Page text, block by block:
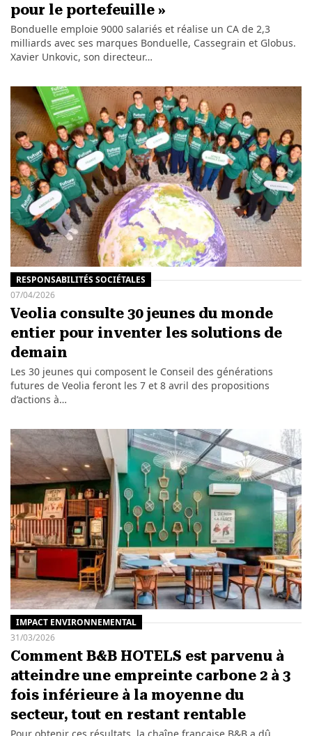
pour le portefeuille »
Bonduelle emploie 9000 salariés et réalise un CA de 2,3
milliards avec ses marques Bonduelle, Cassegrain et Globus.
Xavier Unkovic, son directeur…
RESPONSABILITÉS SOCIÉTALES
07/04/2026
Veolia consulte 30 jeunes du monde
entier pour inventer les solutions de
demain
Les 30 jeunes qui composent le Conseil des générations
futures de Veolia feront les 7 et 8 avril des propositions
d’actions à…
IMPACT ENVIRONNEMENTAL
31/03/2026
Comment B&B HOTELS est parvenu à
atteindre une empreinte carbone 2 à 3
fois inférieure à la moyenne du
secteur, tout en restant rentable